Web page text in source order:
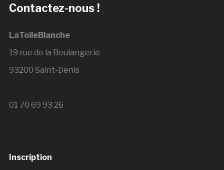
Contactez-nous !
LaToileBlanche
19 rue de la Boulangerie
93200 Saint-Denis
01 70 69 93 26
Inscription